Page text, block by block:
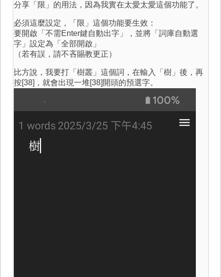
分享「限」的用法，因為我實在太愛太愛這個功能了。
必須這麼設定，「限」這個功能要生效：
要開啟「不需Enter鍵自動出字」，並將「詞庫自動選
字」設定為「全部開啟」
（若有誤，請不吝賜教更正）
比方說，我要打「樹叢」這個詞，在輸入「樹」後，再
按[38]，就會出現一堆[38]開頭的預選字。